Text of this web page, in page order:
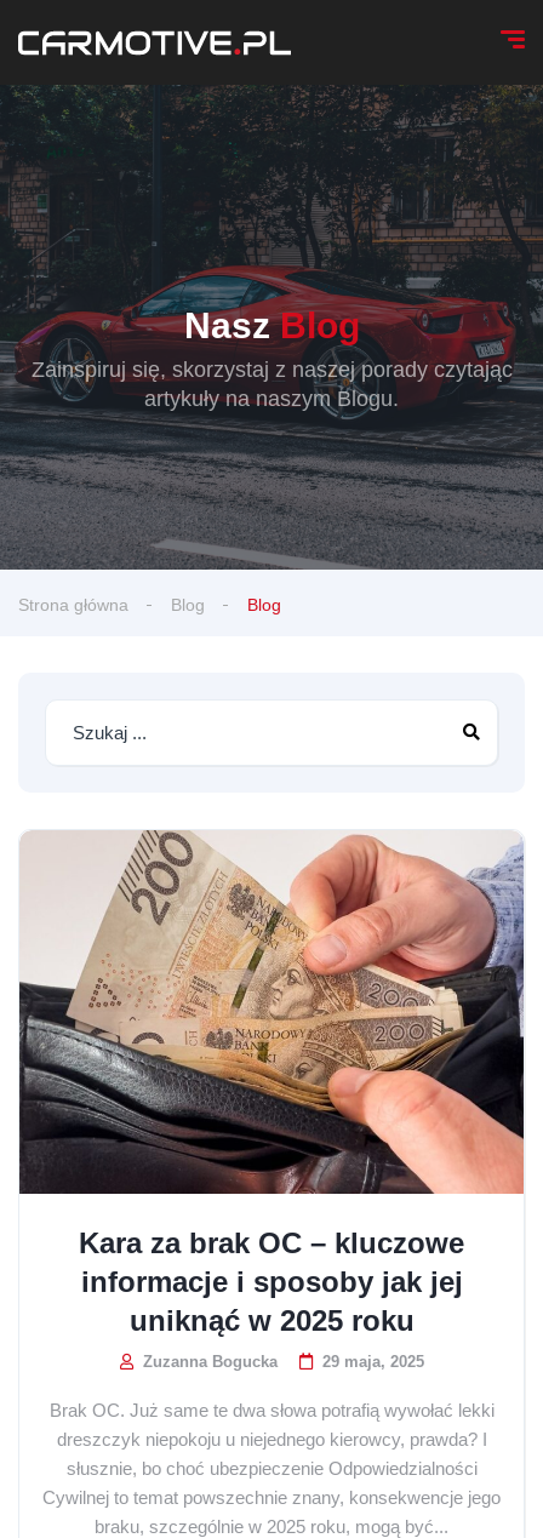
NaszBlog
Zainspiruj się, skorzystaj z naszej porady czytając
artykuły na naszym Blogu.
Strona główna Blog Blog
Kara za brak OC – kluczowe
informacje i sposoby jak jej
uniknąć w 2025 roku
Zuzanna Bogucka 29 maja, 2025
Brak OC. Już same te dwa słowa potrafią wywołać lekki
dreszczyk niepokoju u niejednego kierowcy, prawda? I
słusznie, bo choć ubezpieczenie Odpowiedzialności
Cywilnej to temat powszechnie znany, konsekwencje jego
braku, szczególnie w 2025 roku, mogą być...